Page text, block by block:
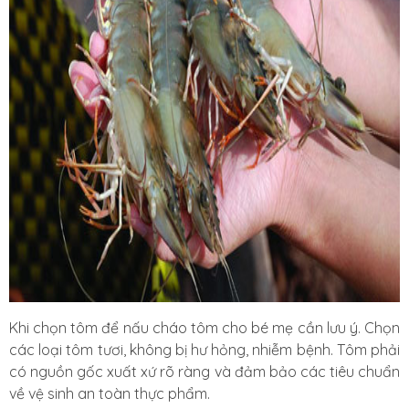
Khi chọn tôm để nấu cháo tôm cho bé mẹ cần lưu ý. Chọn
các loại tôm tươi, không bị hư hỏng, nhiễm bệnh. Tôm phải
có nguồn gốc xuất xứ rõ ràng và đảm bảo các tiêu chuẩn
về vệ sinh an toàn thực phẩm.